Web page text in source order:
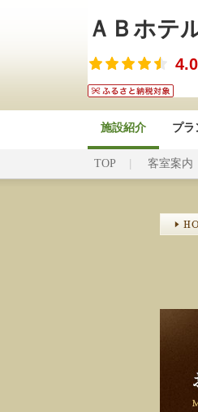
ＡＢホテ
施設紹介 プラ
TOP 客室案内